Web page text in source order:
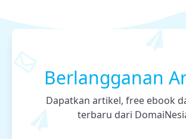
Berlangganan
Dapatkan artikel, free ebook
terbaru dari